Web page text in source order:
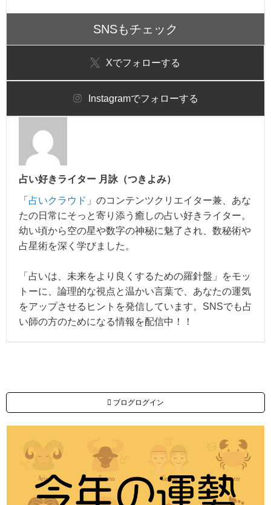
SNSもチェック
Xでフォローする
Instagramでフォローする
占い好きライター 月詠（つきよみ）
「 占いクラウド 」のコンテンツクリエイター兼、あな
たの日常にそっと寄り添う癒しの占い好きライター。
幼い頃から空の星や数字の神秘に魅了され、数秘術や
占星術を深く学びました。
「占いは、未来をより良くするための羅針盤」をモッ
トーに、論理的な視点と温かい言葉で、あなたの運気
をアップさせるヒントを発信しています。SNSでも占
い師の方のためになる情報を配信中！！
ブログログイン